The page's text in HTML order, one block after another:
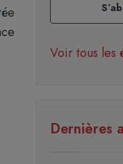
Voir tous les
Dernières